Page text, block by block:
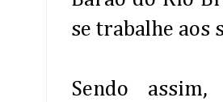
se trabalhe aos
Sendo